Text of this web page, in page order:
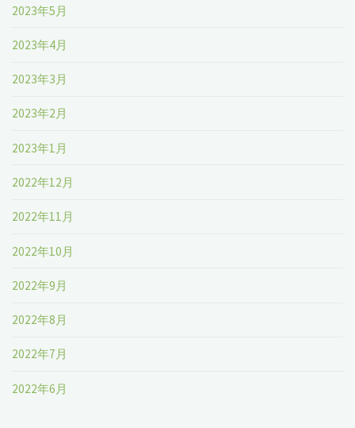
2023年5月
2023年4月
2023年3月
2023年2月
2023年1月
2022年12月
2022年11月
2022年10月
2022年9月
2022年8月
2022年7月
2022年6月